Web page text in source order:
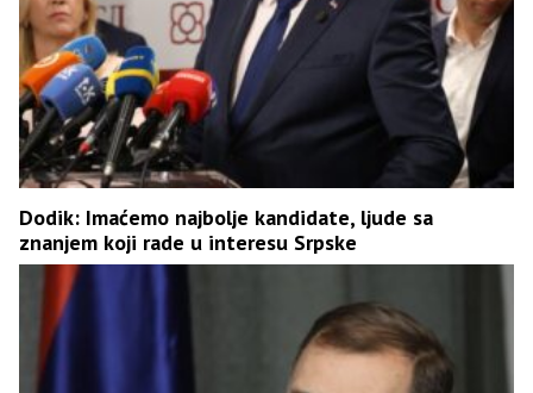
Dodik: Imaćemo najbolje kandidate, ljude sa
znanjem koji rade u interesu Srpske